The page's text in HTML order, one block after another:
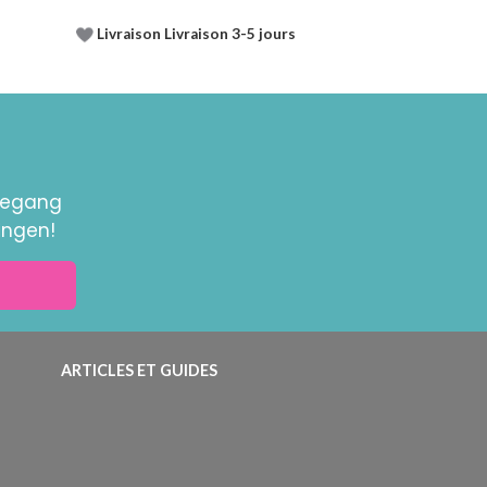
Livraison Livraison 3-5 jours
ARTICLES ET GUIDES